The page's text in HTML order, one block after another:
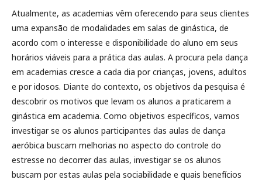
Atualmente, as academias vêm oferecendo para seus clientes
uma expansão de modalidades em salas de ginástica, de
acordo com o interesse e disponibilidade do aluno em seus
horários viáveis para a prática das aulas. A procura pela dança
em academias cresce a cada dia por crianças, jovens, adultos
e por idosos. Diante do contexto, os objetivos da pesquisa é
descobrir os motivos que levam os alunos a praticarem a
ginástica em academia. Como objetivos específicos, vamos
investigar se os alunos participantes das aulas de dança
aeróbica buscam melhorias no aspecto do controle do
estresse no decorrer das aulas, investigar se os alunos
buscam por estas aulas pela sociabilidade e quais benefícios